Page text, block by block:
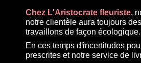
Chez L'Aristocrate fleuriste,
notre clientèle aura toujours
travaillons de façon écologique.
En ces temps d'incertitudes
prescrites et notre service de